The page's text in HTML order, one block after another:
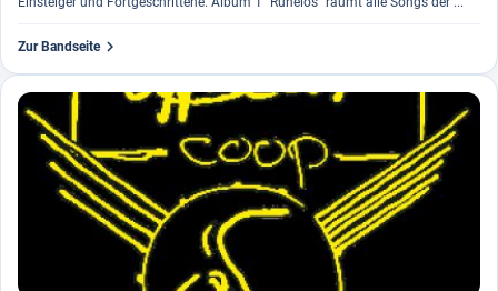
Zur Bandseite